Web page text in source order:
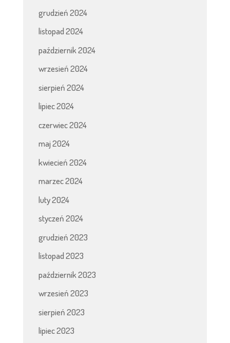
grudzień 2024
listopad 2024
październik 2024
wrzesień 2024
sierpień 2024
lipiec 2024
czerwiec 2024
maj 2024
kwiecień 2024
marzec 2024
luty 2024
styczeń 2024
grudzień 2023
listopad 2023
październik 2023
wrzesień 2023
sierpień 2023
lipiec 2023